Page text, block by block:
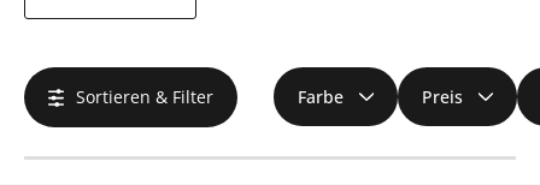
Sortieren & Filter Farbe Preis